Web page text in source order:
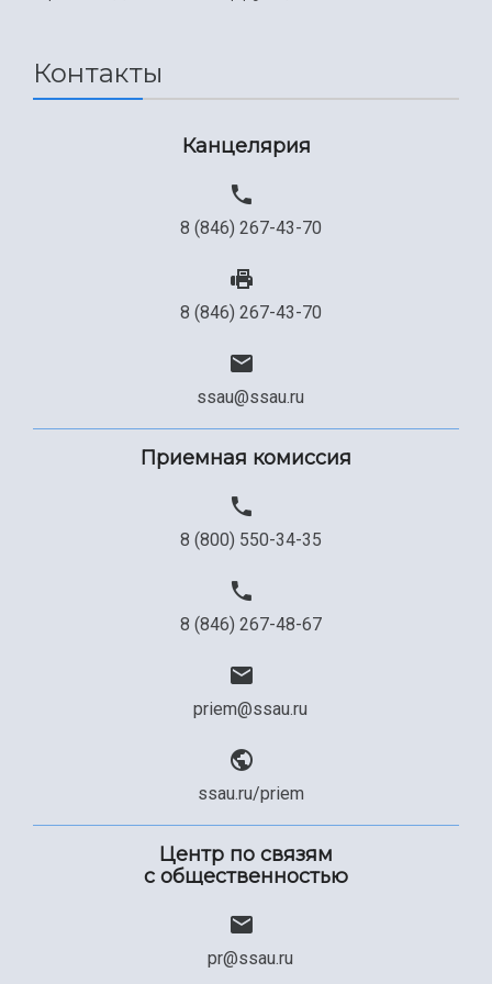
Официальные документы
Контакты
Канцелярия
8 (846) 267-43-70
8 (846) 267-43-70
ssau@ssau.ru
Приемная комиссия
8 (800) 550-34-35
8 (846) 267-48-67
priem@ssau.ru
ssau.ru/priem
Центр по связям
с общественностью
pr@ssau.ru